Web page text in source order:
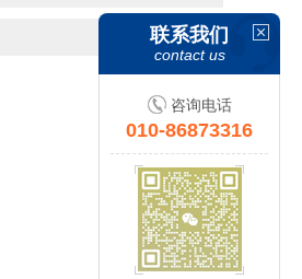
联系我们
contact us
咨询电话
010-86873316